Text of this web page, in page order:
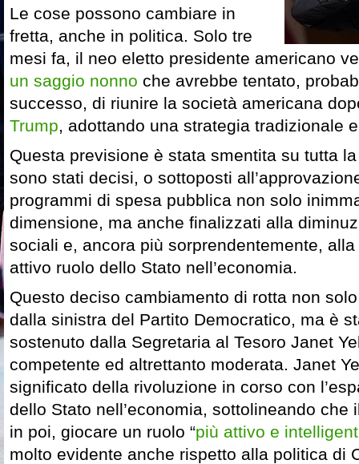
Le cose possono cambiare in
fretta, anche in politica. Solo tre
mesi fa, il neo eletto presidente americano
un saggio nonno che avrebbe tentato,
successo, di riunire la società americana
Trump, adottando una strategia tradizionale
Questa previsione è stata smentita su tutta
sono stati decisi, o sottoposti
programmi di spesa pubblica non solo
dimensione, ma anche finalizzati alla
sociali e, ancora più sorprendentemente,
attivo ruolo dello Stato nell’economia.
Questo deciso cambiamento di rotta non
dalla sinistra del Partito Democratico, ma è
sostenuto dalla Segretaria al Tesoro Janet
competente ed altrettanto moderata. Janet
significato della rivoluzione in corso con
dello Stato nell’economia, sottolineando che
in poi, giocare un ruolo “più attivo e
molto evidente anche rispetto alla politica di